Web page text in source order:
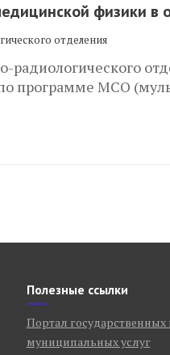
физики в
отделения
радиологического
программе MCO
Полезные ссылки
Портал государственных
муниципальных услуг